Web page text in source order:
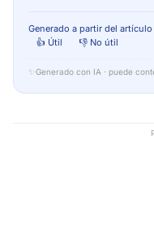
Generado a partir del
👍 Útil
👎 No útil
✨ Generado con IA · puede